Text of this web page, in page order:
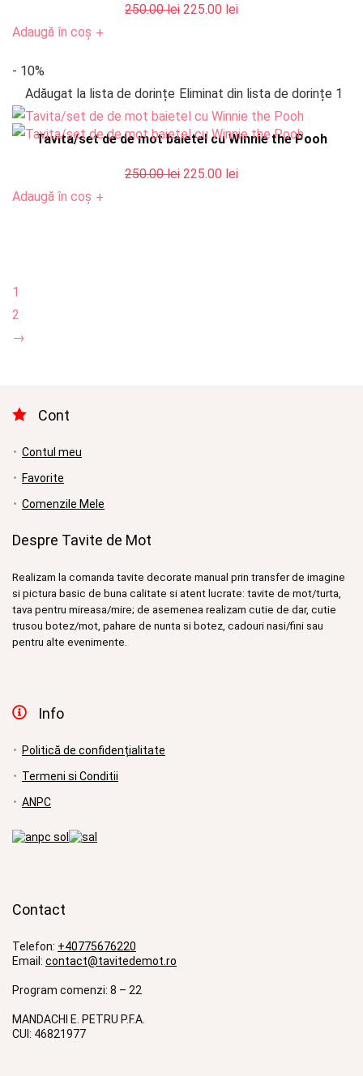
250.00lei Prețul
250.00 lei.
225.00 leiPrețul
Adaugă în coș +
- 10%
Adăugat la lista de dorințe Eliminat din lista de dorințe 1
Tavita/set de de mot baietel cu Winnie the Pooh
250.00lei Prețul
225.00 leiPrețul
Adaugă în coș +
1
2
→
Cont
Contul meu
Favorite
Comenzile Mele
Despre Tavite de Mot
Realizam la comanda tavite decorate manual prin transfer de imagine
si pictura basic de buna calitate si atent lucrate: tavite de mot/turta,
tava pentru mireasa/mire; de asemenea realizam cutie de dar, cutie
trusou botez/mot, pahare de nunta si botez, cadouri nasi/fini sau
pentru alte evenimente.
Info
Politică de confidențialitate
Termeni si Conditii
ANPC
Contact
Telefon: +40775676220
Email: contact@tavitedemot.ro
Program comenzi: 8 – 22
MANDACHI E. PETRU P.F.A.
CUI: 46821977